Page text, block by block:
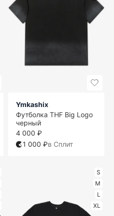
Ymkashix
Футболка THF Big Logo
черный
4 000 ₽
1 000 ₽в Сплит
S
M
L
XL